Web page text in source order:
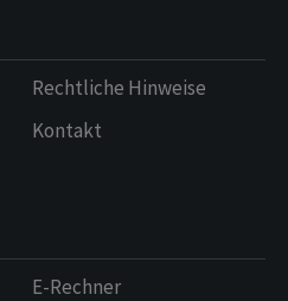
Rechtliche Hinweise
Kontakt
E-Rechner